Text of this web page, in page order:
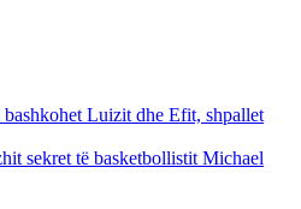
Luizit dhe Efit, shpallet
sekret të basketbollistit Michael